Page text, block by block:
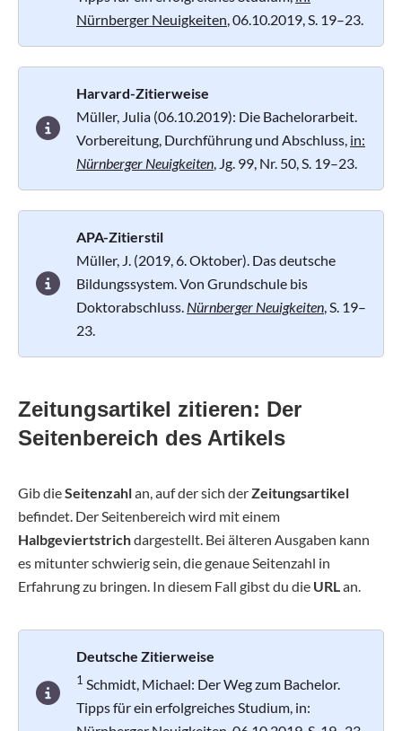
Nürnberger Neuigkeiten, 06.10.2019, S. 19–23.
Harvard-Zitierweise
Müller, Julia (06.10.2019): Die Bachelorarbeit.
Vorbereitung, Durchführung und Abschluss, in:
Nürnberger Neuigkeiten, Jg. 99, Nr. 50, S. 19–23.
APA-Zitierstil
Müller, J. (2019, 6. Oktober). Das deutsche
Bildungssystem. Von Grundschule bis
Doktorabschluss. Nürnberger Neuigkeiten, S. 19–
23.
Zeitungsartikel zitieren: Der
Seitenbereich des Artikels
Gib dieSeitenzahlan, auf der sich derZeitungsartikel
befindet. Der Seitenbereich wird mit einem
Halbgeviertstrichdargestellt. Bei älteren Ausgaben kann
es mitunter schwierig sein, die genaue Seitenzahl in
Erfahrung zu bringen. In diesem Fall gibst du die URL an.
Deutsche Zitierweise
1 Schmidt, Michael: Der Weg zum Bachelor.
Tipps für ein erfolgreiches Studium, in: